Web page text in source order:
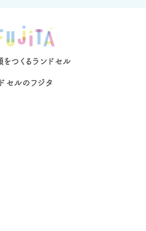
つくるランドセル
セルのフジタ